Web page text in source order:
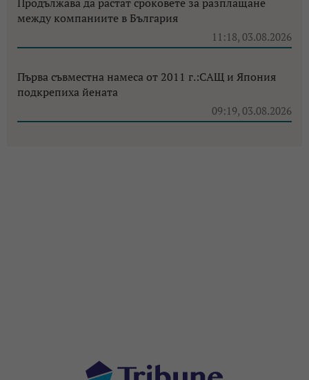
между компаниите в България
11:18, 03.08.2026
Първа съвместна намеса от 2011 г.:САЩ и Япония
подкрепиха йената
09:19, 03.08.2026